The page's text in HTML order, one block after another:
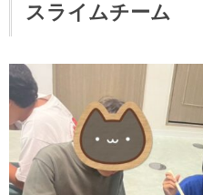
スライムチーム